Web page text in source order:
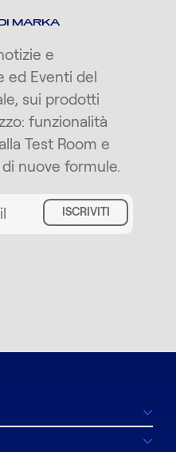
MARKA
e
ed Eventi del
sui prodotti
funzionalità
Test Room e
nuove formule.
ISCRIVITI